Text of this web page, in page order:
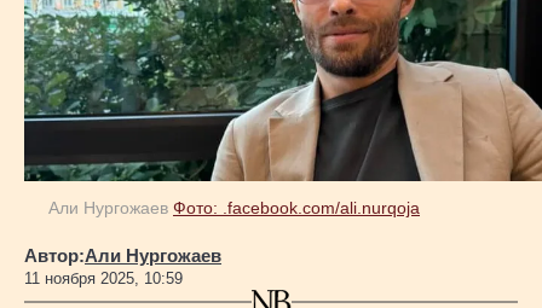
Технологии
Власть
Геополитика
Исследования
Али Нургожаев Фото: .facebook.com/ali.nurqoja
Автор:Али Нургожаев
11 ноября 2025, 10:59